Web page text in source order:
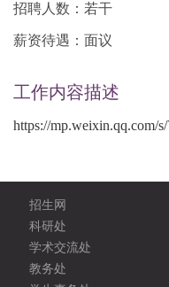
招聘人数：若干
薪资待遇：面议
工作内容描述
https://
招生网
科研处
学术交流处
教务处